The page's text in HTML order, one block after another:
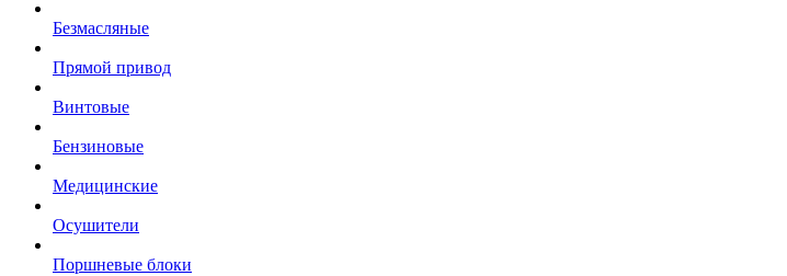
Безмасляные
Прямой привод
Винтовые
Бензиновые
Медицинские
Осушители
Поршневые блоки